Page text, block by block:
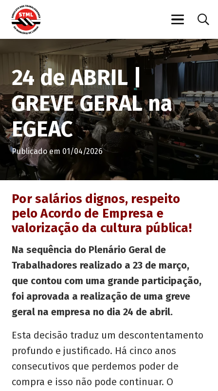
24 de ABRIL |
GREVE GERAL na
EGEAC
Publicado em 01/04/2026
Por salários dignos, respeito
pelo Acordo de Empresa e
valorização da cultura pública!
Na sequência do Plenário Geral de
Trabalhadores realizado a 23 de março,
que contou com uma grande participação,
foi aprovada a realização de uma greve
geral na empresa no dia 24 de abril.
Esta decisão traduz um descontentamento
profundo e justificado. Há cinco anos
consecutivos que perdemos poder de
compra e isso não pode continuar. O